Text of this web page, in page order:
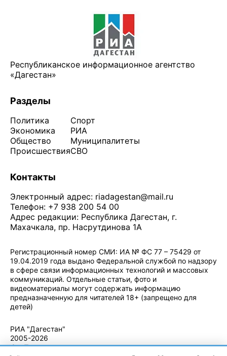
Республиканское информационное агентство
«Дагестан»
Разделы
Политика
Экономика
Общество
Происшествия
Спорт
РИА
Муниципалитеты
СВО
Контакты
Электронный адрес: riadagestan@mail.ru
Телефон: +7 938 200 54 00
Адрес редакции: Республика Дагестан, г.
Махачкала, пр. Насрутдинова 1А
Регистрационный номер СМИ: ИА № ФС 77 – 75429 от
19.04.2019 года выдано Федеральной службой по надзору
в сфере связи информационных технологий и массовых
коммуникаций. Отдельные статьи, фото и
видеоматериалы могут содержать информацию
предназначенную для читателей 18+ (запрещено для
детей)
РИА "Дагестан"
2005-2026
© - Правила